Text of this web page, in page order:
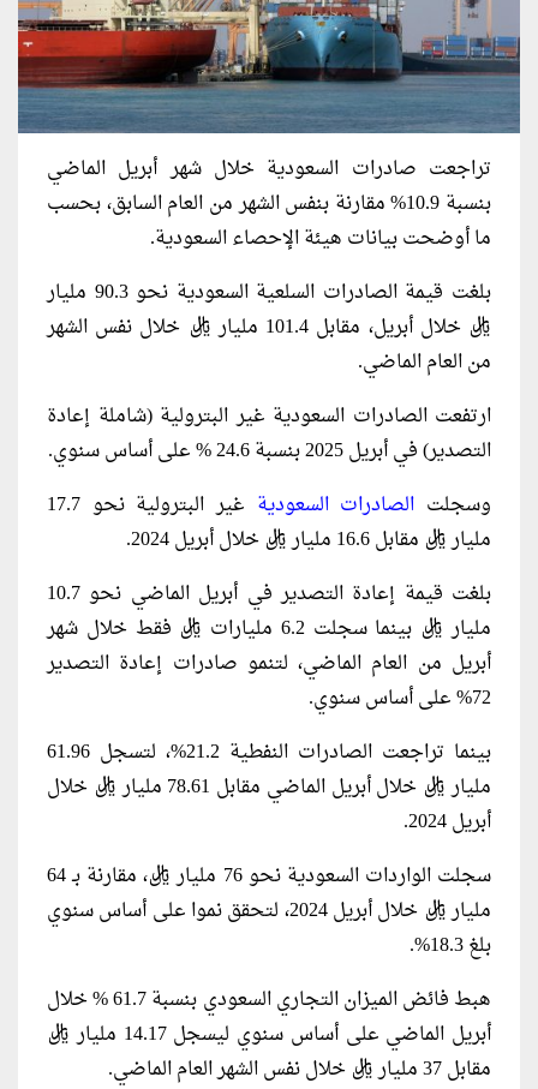
تراجعت صادرات السعودية خلال شهر أبريل الماضي
بنسبة 10.9% مقارنة بنفس الشهر من العام السابق، بحسب
ما أوضحت بيانات هيئة الإحصاء السعودية.
بلغت قيمة الصادرات السلعية السعودية نحو 90.3 مليار
ريال خلال أبريل، مقابل 101.4 مليار ريال خلال نفس الشهر
من العام الماضي.
ارتفعت الصادرات السعودية غير البترولية (شاملة إعادة
التصدير) في أبريل 2025 بنسبة 24.6 % على أساس سنوي.
وسجلت الصادرات السعودية
غير البترولية نحو 17.7
مليار ريال مقابل 16.6 مليار ريال خلال أبريل 2024.
بلغت قيمة إعادة التصدير في أبريل الماضي نحو 10.7
مليار ريال بينما سجلت 6.2 مليارات ريال فقط خلال شهر
أبريل من العام الماضي، لتنمو صادرات إعادة التصدير
72% على أساس سنوي.
بينما تراجعت الصادرات النفطية 21.2%، لتسجل 61.96
مليار ريال خلال أبريل الماضي مقابل 78.61 مليار ريال خلال
أبريل 2024.
سجلت الواردات السعودية نحو 76 مليار ريال، مقارنة بـ 64
مليار ريال خلال أبريل 2024، لتحقق نموا على أساس سنوي
بلغ 18.3%.
هبط فائض الميزان التجاري السعودي بنسبة 61.7 % خلال
أبريل الماضي على أساس سنوي ليسجل 14.17 مليار ريال
مقابل 37 مليار ريال خلال نفس الشهر العام الماضي.